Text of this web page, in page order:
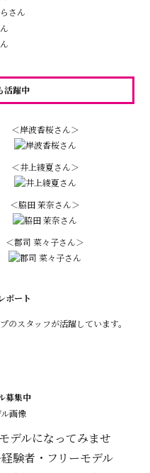
活躍中
＜岸波香桜さん＞
＜井上綾夏さん＞
＜脇田 茉奈さん＞
＜郡司 菜々子さん＞
のスタッフが活躍しています。
デルになってみませ
験者・フリーモデル